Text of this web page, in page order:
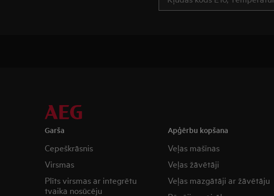
Garša
Cepeškrāsnis
Virsmas
Plīts virsmas ar integrētu
tvaika nosūcēju
Apģērbu kopšana
Veļas mašīnas
Veļas žāvētāji
Veļas mazgātāji ar žāvētāju